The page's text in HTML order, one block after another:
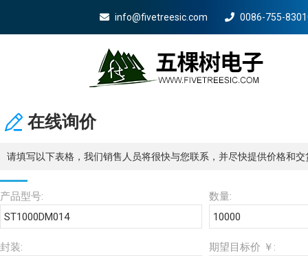
info@fivetreesic.com 0086-755-
在线询价
请填写以下表格，我们销售人员将很快与您联系，并尽快提供价格和交
产品型号: 数量:
封装: 期望目标价 ￥: